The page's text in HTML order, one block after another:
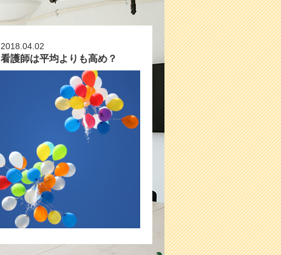
2018.04.02
看護師は平均よりも高め？